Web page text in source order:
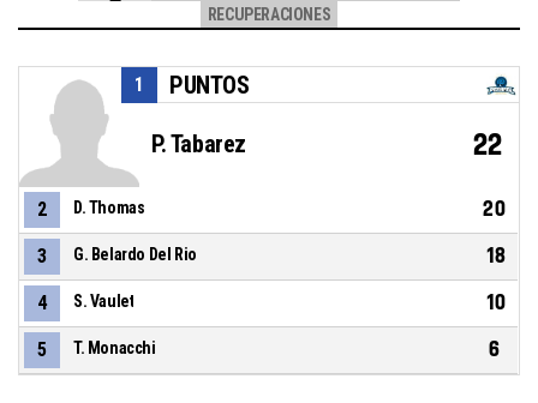
RECUPERACIONES
PUNTOS
1
P. Tabarez 22
2 D. Thomas 20
3 G. Belardo Del Rio 18
4 S. Vaulet 10
5 T. Monacchi 6